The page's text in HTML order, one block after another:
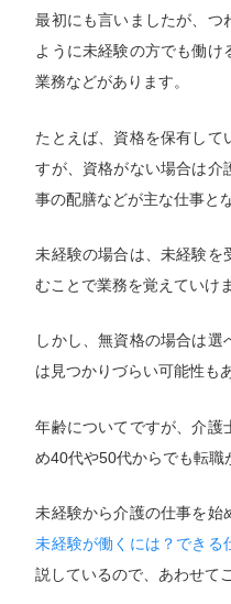
最初にも言いましたが、つ
ように未経験の方でも働け
業務などがあります。
たとえば、資格を保有して
すが、資格がない場合は介
事の配膳などが主な仕事と
未経験の場合は、未経験を
むことで業務を覚えていけ
しかし、無資格の場合は
は見つかりづらい可能性も
年齢についてですが、介護
め40代や50代からでも転職
未経験から介護の仕事を始
未経験が働くには？できる
説しているので、あわせて